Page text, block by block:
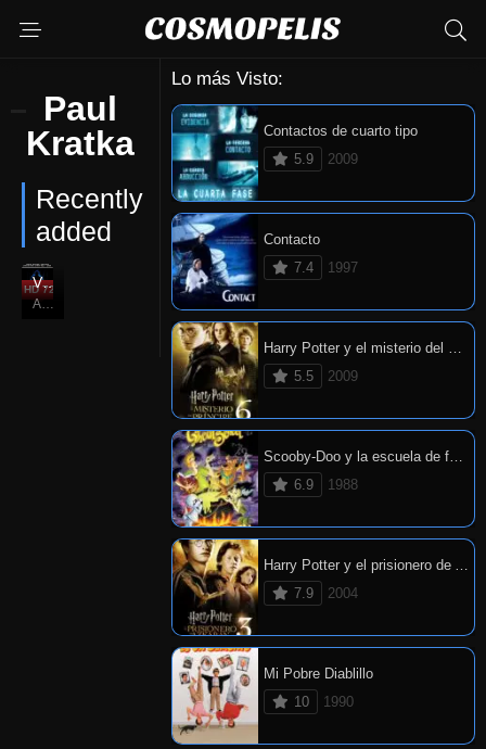
Paul
Kratka
Recently
added
5.7
HD 720P
Viernes 13: Parte 3
Aug. 13, 1982
Lo más Visto:
Contactos de cuarto tipo
5.9
2009
Contacto
7.4
1997
Harry Potter y el misterio del príncipe
5.5
2009
Scooby-Doo y la escuela de fantasmas
6.9
1988
Harry Potter y el prisionero de Azkaban
7.9
2004
Mi Pobre Diablillo
10
1990